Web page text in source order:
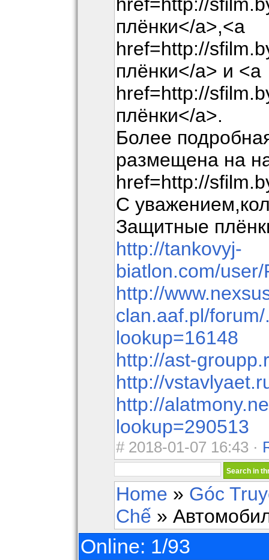
плёнки</a>,<a
href=http://
плёнки</a> и <a
href=http://
плёнки</a>.
Более
размещена на
href=http://
С
Защитные
http://tankovyj-
biatlon.com/
http://
clan.aaf.pl/
lookup=16148
http://ast-
http://
http://
lookup=290513
#2018-01-07 16:43 ·
Home » Góc
Chế »
Online: 1/93